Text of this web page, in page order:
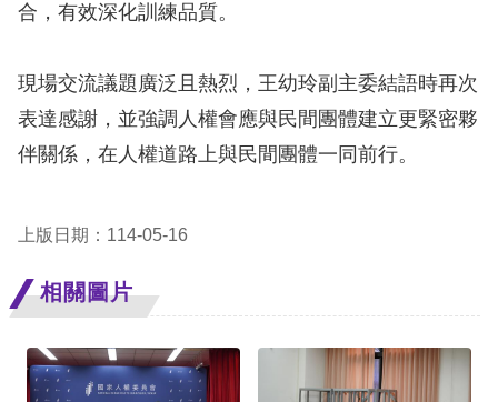
快
鍵
擇
言
兒少版
合，有效深化訓練品質。
現場交流議題廣泛且熱烈，王幼玲副主委結語時再次
表達感謝，並強調人權會應與民間團體建立更緊密夥
伴關係，在人權道路上與民間團體一同前行。
上版日期：114-05-16
相關圖片